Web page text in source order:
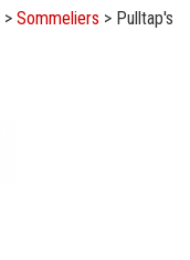
> Sommeliers > Pulltap's